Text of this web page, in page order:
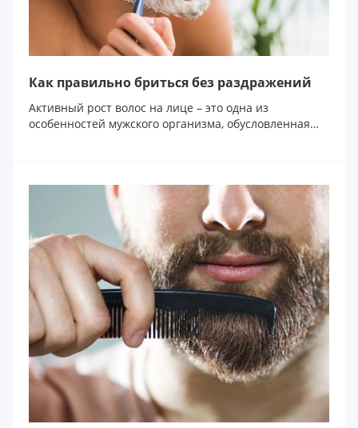
Как правильно бриться без раздражений
Активный рост волос на лице – это одна из
особенностей мужского организма, обусловленная